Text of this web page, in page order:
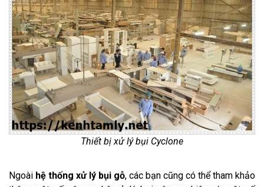
Thiết bị xử lý bụi Cyclone
Ngoài hệ thống xử lý bụi gỗ, các bạn cũng có thể tham khảo